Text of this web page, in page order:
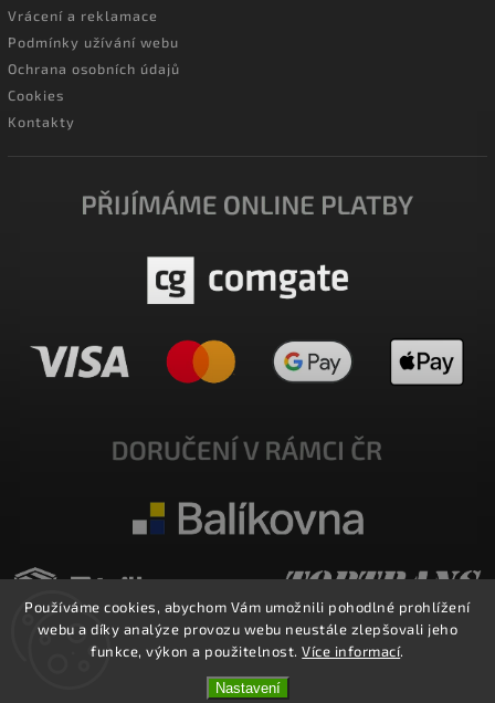
Používáme cookies, abychom Vám umožnili pohodlné prohlížení
webu a díky analýze provozu webu neustále zlepšovali jeho
funkce, výkon a použitelnost.Více informací.
Nastavení
Vrácení a reklamace
Podmínky užívání webu
Ochrana osobních údajů
Cookies
Kontakty
E-SHOP MILATA. Všechna práva vyhrazena.